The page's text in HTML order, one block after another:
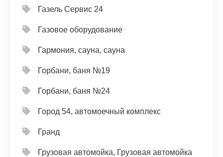
Газель Сервис 24
Газовое оборудование
Гармония, сауна, сауна
Горбани, баня №19
Горбани, баня №24
Город 54, автомоечный комплекс
Гранд
Грузовая автомойка, Грузовая автомойка